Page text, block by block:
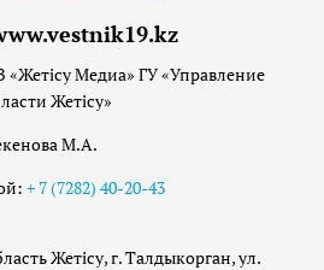
Медиа» ГУ «Управление
Жетісу»
М.А.
+ 7 (7282) 40-20-43
Жетісу, г. Талдыкорган, ул.